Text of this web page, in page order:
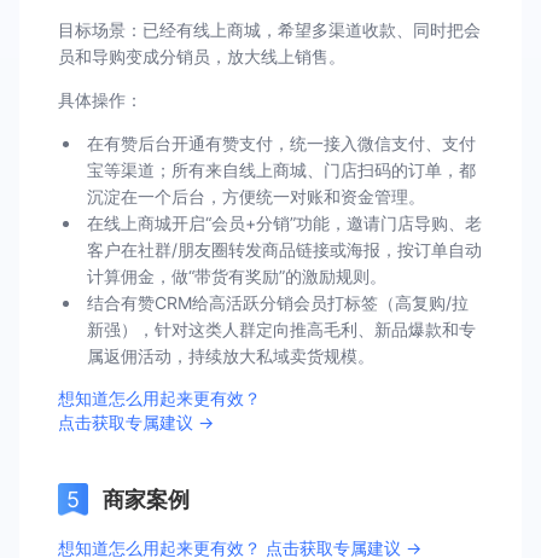
目标场景：已经有线上商城，希望多渠道收款、同时把会
员和导购变成分销员，放大线上销售。
具体操作：
在有赞后台开通有赞支付，统一接入微信支付、支付
宝等渠道；所有来自线上商城、门店扫码的订单，都
沉淀在一个后台，方便统一对账和资金管理。
在线上商城开启“会员+分销”功能，邀请门店导购、老
客户在社群/朋友圈转发商品链接或海报，按订单自动
计算佣金，做“带货有奖励”的激励规则。
结合有赞CRM给高活跃分销会员打标签（高复购/拉
新强），针对这类人群定向推高毛利、新品爆款和专
属返佣活动，持续放大私域卖货规模。
想知道怎么用起来更有效？
点击获取专属建议 →
商家案例
想知道怎么用起来更有效？ 点击获取专属建议 →